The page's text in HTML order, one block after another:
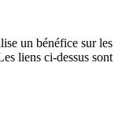
un bénéfice sur les
liens ci-dessus sont